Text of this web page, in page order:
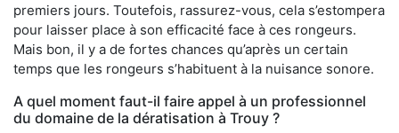
premiers jours. Toutefois, rassurez-vous, cela s’estompera
pour laisser place à son efficacité face à ces rongeurs.
Mais bon, il y a de fortes chances qu’après un certain
temps que les rongeurs s’habituent à la nuisance sonore.
A quel moment faut-il faire appel à un professionnel
du domaine de la dératisation à Trouy ?